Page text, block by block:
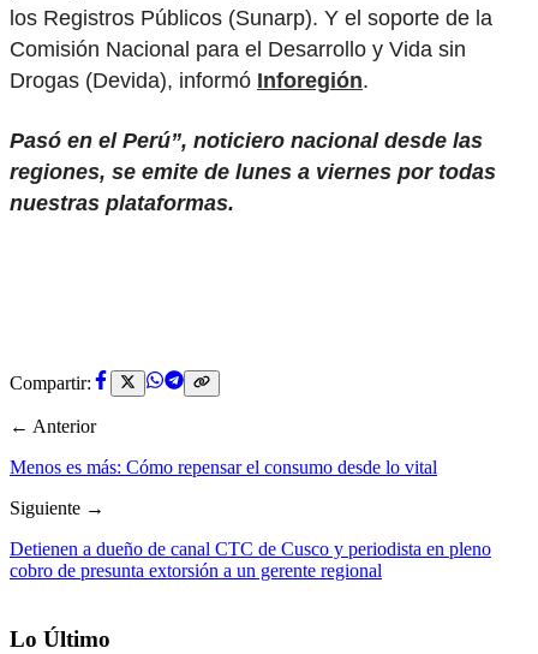
los Registros Públicos (Sunarp). Y el soporte de la
Comisión Nacional para el Desarrollo y Vida sin
Drogas (Devida), informó Inforegión.
Pasó en el Perú”, noticiero nacional desde las
regiones, se emite de lunes a viernes por todas
nuestras plataformas.
Compartir:
← Anterior
Menos es más: Cómo repensar el consumo desde lo vital
Siguiente →
Detienen a dueño de canal CTC de Cusco y periodista en pleno
cobro de presunta extorsión a un gerente regional
Lo Último